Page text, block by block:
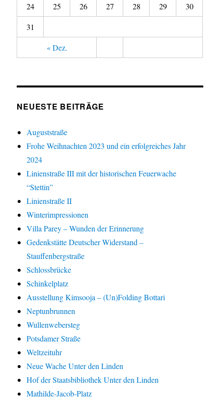
« Dez.
24
25 26 27 28 29
30
31
NEUESTE BEITRÄGE
Auguststraße
Frohe Weihnachten 2023 und ein erfolgreiches Jahr
2024
Linienstraße III mit der historischen Feuerwache
“Stettin”
Linienstraße II
Winterimpressionen
Villa Parey – Wunden der Erinnerung
Gedenkstätte Deutscher Widerstand –
Stauffenbergstraße
Schlossbrücke
Schinkelplatz
Ausstellung Kimsooja – (Un)Folding Bottari
Neptunbrunnen
Wullenwebersteg
Potsdamer Straße
Weltzeituhr
Neue Wache Unter den Linden
Hof der Staatsbibliothek Unter den Linden
Mathilde-Jacob-Platz